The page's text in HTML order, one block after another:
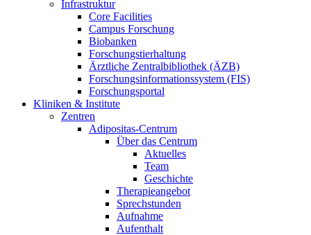
Infrastruktur
Core Facilities
Campus Forschung
Biobanken
Forschungstierhaltung
Ärztliche Zentralbibliothek (ÄZB)
Forschungsinformationssystem (FIS)
Forschungsportal
Kliniken & Institute
Zentren
Adipositas-Centrum
Über das Centrum
Aktuelles
Team
Geschichte
Therapieangebot
Sprechstunden
Aufnahme
Aufenthalt